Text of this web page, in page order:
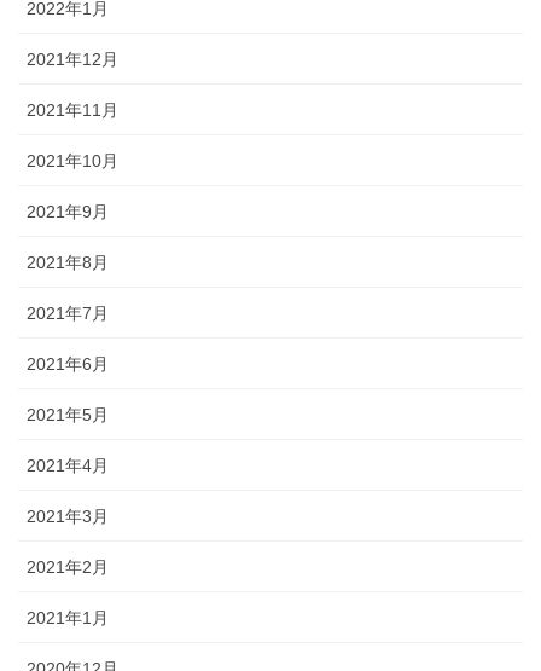
2022年1月
2021年12月
2021年11月
2021年10月
2021年9月
2021年8月
2021年7月
2021年6月
2021年5月
2021年4月
2021年3月
2021年2月
2021年1月